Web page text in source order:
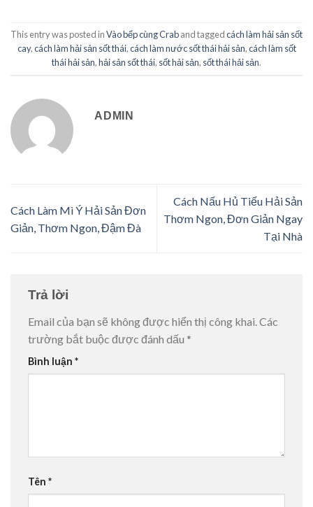
This entry was posted inVào bếp cùng Craband taggedcách làm hải sản sốt
cay,cách làm hải sản sốt thái,cách làm nước sốt thái hải sản,cách làm sốt
thái hải sản,hải sản sốt thái, sốt hải sản, sốt thái hải sản.
ADMIN
Cách Làm Mì Ý Hải Sản Đơn
Giản, Thơm Ngon, Đậm Đà
Cách Nấu Hủ Tiếu Hải Sản
Thơm Ngon, Đơn Giản Ngay
Tại Nhà
Trả lời
Email của bạn sẽ không được hiển thị công khai.Các
trường bắt buộc được đánh dấu *
Bình luận *
Tên *